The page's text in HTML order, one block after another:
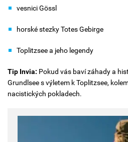
vesnici Gössl
horské stezky Totes Gebirge
Toplitzsee a jeho legendy
Tip Invia: Pokud vás baví záhady a
Grundlsee s výletem k Toplitzsee,
nacistických pokladech.